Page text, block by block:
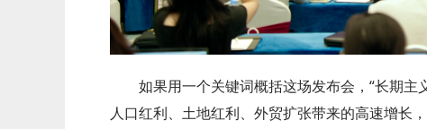
如果用一个关键词概括这场发布会，“长期
人口红利、土地红利、外贸扩张带来的高速增长